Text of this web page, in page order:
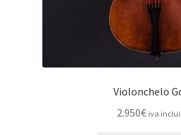
Violonchelo
2.950€ iva